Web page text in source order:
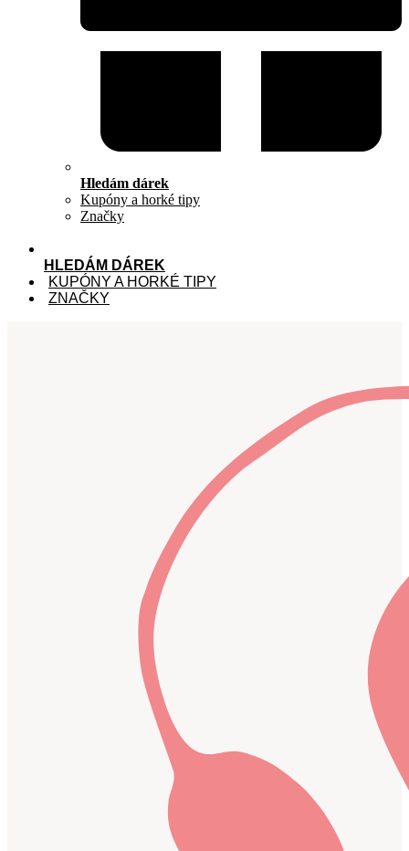
Hledám dárek
Kupóny a horké tipy
Značky
HLEDÁM DÁREK
KUPÓNY A HORKÉ TIPY
ZNAČKY